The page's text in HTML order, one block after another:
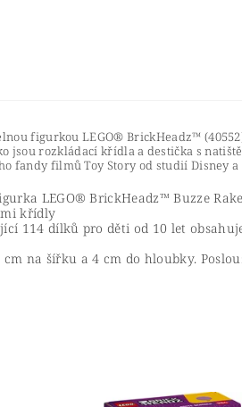
figurkou LEGO® BrickHeadz™
jsou rozkládací křídla a destička s
fandy filmů Toy Story od studií Disney a
LEGO® BrickHeadz™ Buzze
křídly
114 dílků pro děti od 10 let
na šířku a 4 cm do hloubky.